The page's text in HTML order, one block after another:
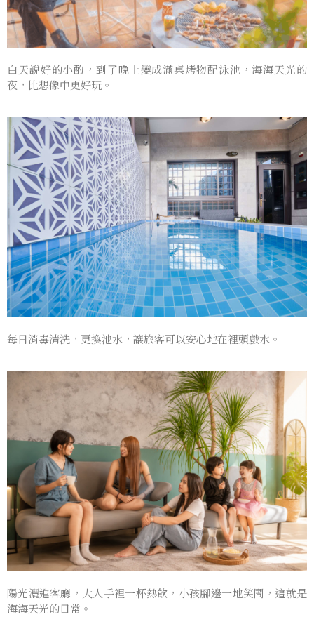
白天說好的小酌，到了晚上變成滿桌烤物配泳池，海海天光的
夜，比想像中更好玩。
每日消毒清洗，更換池水，讓旅客可以安心地在裡頭戲水。
陽光灑進客廳，大人手裡一杯熱飲，小孩腳邊一地笑鬧，這就是
海海天光的日常。